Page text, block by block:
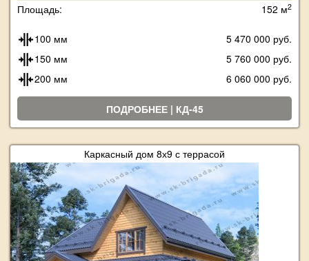
Площадь:
152 м2
100 мм
5 470 000 руб.
150 мм
5 760 000 руб.
200 мм
6 060 000 руб.
ПОДРОБНЕЕ | КД-45
Каркасный дом 8х9 с террасой